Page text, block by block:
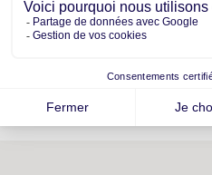
Découvrez les
votre futur quartier